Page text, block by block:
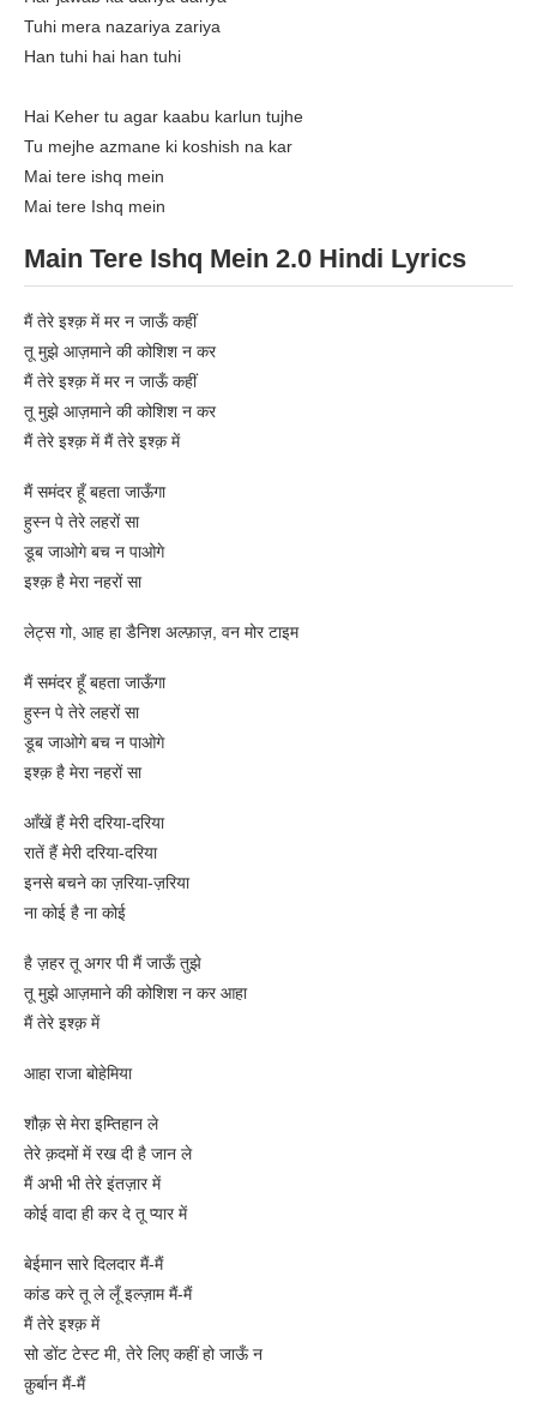
Tuhi mera nazariya zariya
Han tuhi hai han tuhi
Hai Keher tu agar kaabu karlun tujhe
Tu mejhe azmane ki koshish na kar
Mai tere ishq mein
Mai tere Ishq mein
Main Tere Ishq Mein 2.0 Hindi Lyrics
मैं तेरे इश्क़ में मर न जाऊँ कहीं
तू मुझे आज़माने की कोशिश न कर
मैं तेरे इश्क़ में मर न जाऊँ कहीं
तू मुझे आज़माने की कोशिश न कर
मैं तेरे इश्क़ में मैं तेरे इश्क़ में
मैं समंदर हूँ बहता जाऊँगा
हुस्न पे तेरे लहरों सा
डूब जाओगे बच न पाओगे
इश्क़ है मेरा नहरों सा
लेट्स गो, आह हा डैनिश अल्फ़ाज़, वन मोर टाइम
मैं समंदर हूँ बहता जाऊँगा
हुस्न पे तेरे लहरों सा
डूब जाओगे बच न पाओगे
इश्क़ है मेरा नहरों सा
आँखें हैं मेरी दरिया-दरिया
रातें हैं मेरी दरिया-दरिया
इनसे बचने का ज़रिया-ज़रिया
ना कोई है ना कोई
है ज़हर तू अगर पी मैं जाऊँ तुझे
तू मुझे आज़माने की कोशिश न कर आहा
मैं तेरे इश्क़ में
आहा राजा बोहेमिया
शौक़ से मेरा इम्तिहान ले
तेरे क़दमों में रख दी है जान ले
मैं अभी भी तेरे इंतज़ार में
कोई वादा ही कर दे तू प्यार में
बेईमान सारे दिलदार मैं-मैं
कांड करे तू ले लूँ इल्ज़ाम मैं-मैं
मैं तेरे इश्क़ में
सो डोंट टेस्ट मी, तेरे लिए कहीं हो जाऊँ न
क़ुर्बान मैं-मैं